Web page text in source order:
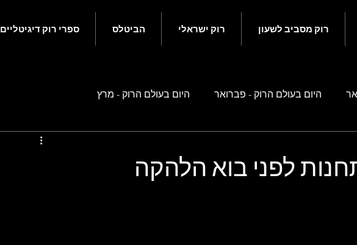
רוק מסביב לשעון רוק ישראלי הביטלס ספרי רוק דיגיטליים
היום בעולם הרוק - פברואר היום בעולם הרוק - מרץ
לפני בוא הלהקה